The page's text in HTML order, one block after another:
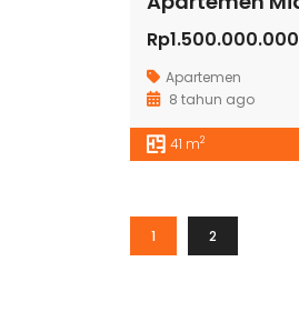
Rp1.500.000.000
Apartemen
8 tahun ago
41 m2
1 2